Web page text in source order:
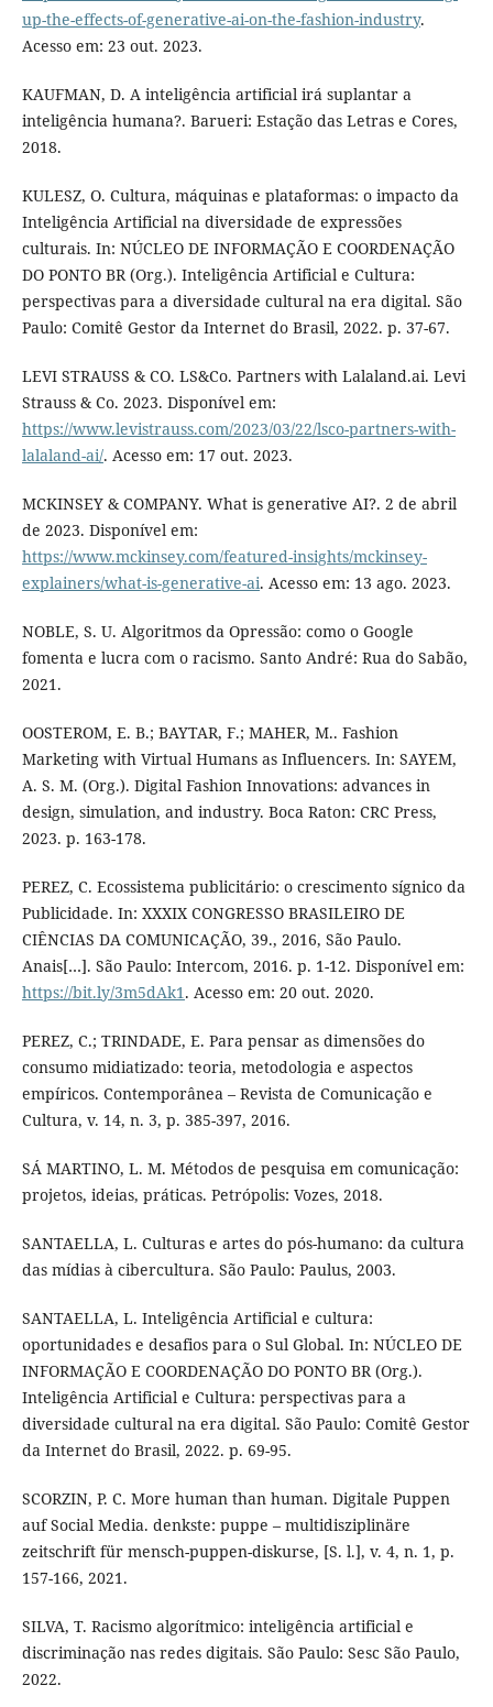
up-the-effects-of-generative-ai-on-the-fashion-industry.
Acesso em: 23 out. 2023.
KAUFMAN, D. A inteligência artificial irá suplantar a
inteligência humana?. Barueri: Estação das Letras e Cores,
2018.
KULESZ, O. Cultura, máquinas e plataformas: o impacto da
Inteligência Artificial na diversidade de expressões
culturais. In: NÚCLEO DE INFORMAÇÃO E COORDENAÇÃO
DO PONTO BR (Org.). Inteligência Artificial e Cultura:
perspectivas para a diversidade cultural na era digital. São
Paulo: Comitê Gestor da Internet do Brasil, 2022. p. 37-67.
LEVI STRAUSS & CO. LS&Co. Partners with Lalaland.ai. Levi
Strauss & Co. 2023. Disponível em:
https://www.levistrauss.com/2023/03/22/lsco-partners-with-
lalaland-ai/. Acesso em: 17 out. 2023.
MCKINSEY & COMPANY. What is generative AI?. 2 de abril
de 2023. Disponível em:
https://www.mckinsey.com/featured-insights/mckinsey-
explainers/what-is-generative-ai. Acesso em: 13 ago. 2023.
NOBLE, S. U. Algoritmos da Opressão: como o Google
fomenta e lucra com o racismo. Santo André: Rua do Sabão,
2021.
OOSTEROM, E. B.; BAYTAR, F.; MAHER, M.. Fashion
Marketing with Virtual Humans as Influencers. In: SAYEM,
A. S. M. (Org.). Digital Fashion Innovations: advances in
design, simulation, and industry. Boca Raton: CRC Press,
2023. p. 163-178.
PEREZ, C. Ecossistema publicitário: o crescimento sígnico da
Publicidade. In: XXXIX CONGRESSO BRASILEIRO DE
CIÊNCIAS DA COMUNICAÇÃO, 39., 2016, São Paulo.
Anais[…]. São Paulo: Intercom, 2016. p. 1-12. Disponível em:
https://bit.ly/3m5dAk1. Acesso em: 20 out. 2020.
PEREZ, C.; TRINDADE, E. Para pensar as dimensões do
consumo midiatizado: teoria, metodologia e aspectos
empíricos. Contemporânea – Revista de Comunicação e
Cultura, v. 14, n. 3, p. 385-397, 2016.
SÁ MARTINO, L. M. Métodos de pesquisa em comunicação:
projetos, ideias, práticas. Petrópolis: Vozes, 2018.
SANTAELLA, L. Culturas e artes do pós-humano: da cultura
das mídias à cibercultura. São Paulo: Paulus, 2003.
SANTAELLA, L. Inteligência Artificial e cultura:
oportunidades e desafios para o Sul Global. In: NÚCLEO DE
INFORMAÇÃO E COORDENAÇÃO DO PONTO BR (Org.).
Inteligência Artificial e Cultura: perspectivas para a
diversidade cultural na era digital. São Paulo: Comitê Gestor
da Internet do Brasil, 2022. p. 69-95.
SCORZIN, P. C. More human than human. Digitale Puppen
auf Social Media. denkste: puppe – multidisziplinäre
zeitschrift für mensch-puppen-diskurse, [S. l.], v. 4, n. 1, p.
157-166, 2021.
SILVA, T. Racismo algorítmico: inteligência artificial e
discriminação nas redes digitais. São Paulo: Sesc São Paulo,
2022.